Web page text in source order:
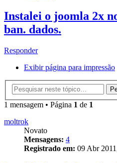
Instalei o joomla 2x
ban. dados.
Responder
Exibir página para impressão
1 mensagem • Página 1 de 1
moltrok
Novato
Mensagens: 4
Registrado em: 09 Abr